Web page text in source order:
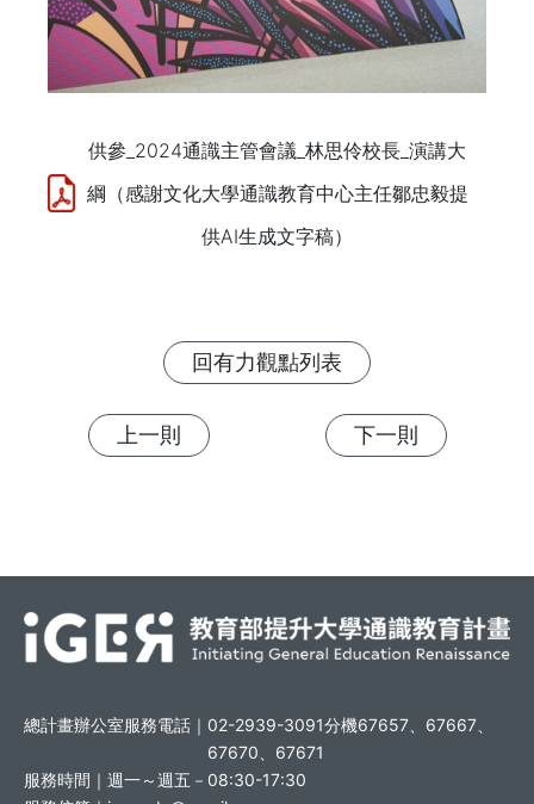
供參_2024通識主管會議_林思伶校長_演講大
綱（感謝文化大學通識教育中心主任鄒忠毅提
供AI生成文字稿）
回有力觀點列表
上一則 下一則
總計畫辦公室服務電話｜ 02-2939-3091分機67657、67667、
67670、67671
服務時間｜ 週一～週五－08:30-17:30